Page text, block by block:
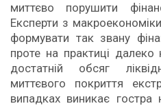
миттєво порушити
Експерти з
формувати так звану
проте на практиці
достатній обсяг
миттєвого покриття
випадках виникає гостра